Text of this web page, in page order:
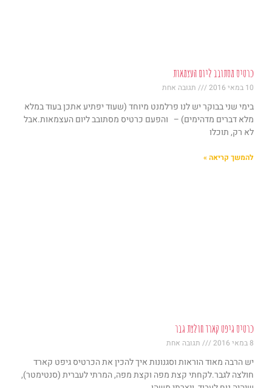
כרטיס מסתובב ליום העצמאות
10 במאי 2016 תגובה אחת
בימי שני בבוקר יש לנו פרלמנט מיוחד (שעוד יפתיע אתכן בעוד במלא
מלא דברים מדהימים) – והפעם כרטיס מסתובב ליום העצמאות.אבל
לא רק, תוכלו
להמשך קריאה »
כרטיס גיפט קארד חולצת גבר
8 במאי 2016 תגובה אחת
יש הרבה מאוד הוראות וסגנונות איך להכין את הכרטיס גיפט קארד
חולצה לגבר.לקחתי קצת מפה וקצת מפה, המרתי לעברית (סנטימטר),